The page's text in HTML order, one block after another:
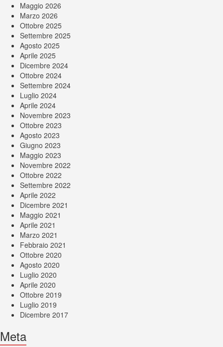
Maggio 2026
Marzo 2026
Ottobre 2025
Settembre 2025
Agosto 2025
Aprile 2025
Dicembre 2024
Ottobre 2024
Settembre 2024
Luglio 2024
Aprile 2024
Novembre 2023
Ottobre 2023
Agosto 2023
Giugno 2023
Maggio 2023
Novembre 2022
Ottobre 2022
Settembre 2022
Aprile 2022
Dicembre 2021
Maggio 2021
Aprile 2021
Marzo 2021
Febbraio 2021
Ottobre 2020
Agosto 2020
Luglio 2020
Aprile 2020
Ottobre 2019
Luglio 2019
Dicembre 2017
Meta